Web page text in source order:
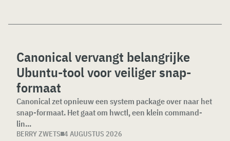
Canonical vervangt belangrijke
Ubuntu-tool voor veiliger snap-
formaat
Canonical zet opnieuw een system package over naar het
snap-formaat. Het gaat om hwctl, een klein command-
lin...
BERRY ZWETS 4 AUGUSTUS 2026